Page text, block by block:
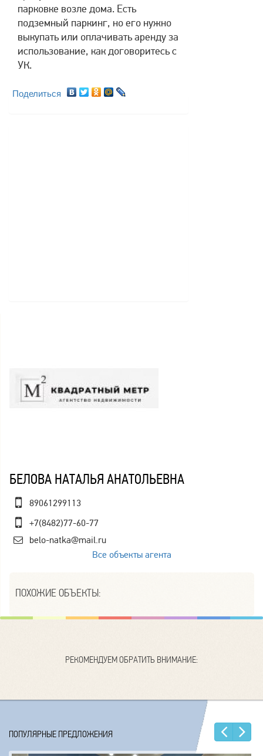
парковке возле дома. Есть
подземный паркинг, но его нужно
выкупать или оплачивать аренду за
использование, как договоритесь с
УК.
Поделиться
БЕЛОВА НАТАЛЬЯ АНАТОЛЬЕВНА
89061299113
+7(8482)77-60-77
belo-natka@mail.ru
Все объекты агента
ПОХОЖИЕ ОБЪЕКТЫ:
РЕКОМЕНДУЕМ ОБРАТИТЬ ВНИМАНИЕ:
ПОПУЛЯРНЫЕ ПРЕДЛОЖЕНИЯ